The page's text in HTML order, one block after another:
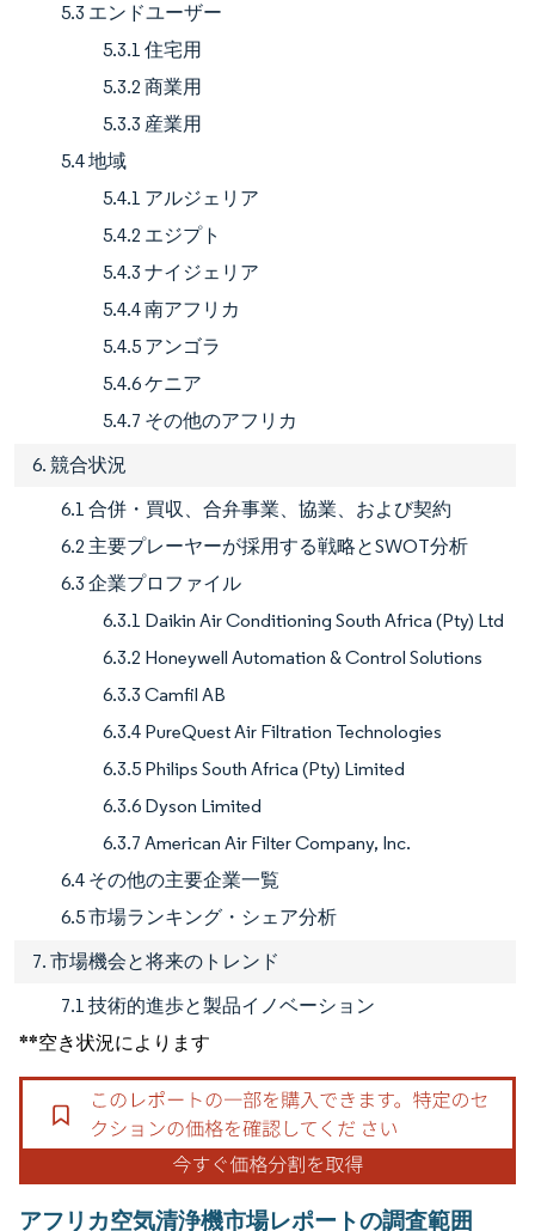
5.3 エンドユーザー
5.3.1 住宅用
5.3.2 商業用
5.3.3 産業用
5.4 地域
5.4.1 アルジェリア
5.4.2 エジプト
5.4.3 ナイジェリア
5.4.4 南アフリカ
5.4.5 アンゴラ
5.4.6 ケニア
5.4.7 その他のアフリカ
6. 競合状況
6.1 合併・買収、合弁事業、協業、および契約
6.2 主要プレーヤーが採用する戦略とSWOT分析
6.3 企業プロファイル
6.3.1 Daikin Air Conditioning South Africa (Pty) Ltd
6.3.2 Honeywell Automation & Control Solutions
6.3.3 Camfil AB
6.3.4 PureQuest Air Filtration Technologies
6.3.5 Philips South Africa (Pty) Limited
6.3.6 Dyson Limited
6.3.7 American Air Filter Company, Inc.
6.4 その他の主要企業一覧
6.5 市場ランキング・シェア分析
7. 市場機会と将来のトレンド
7.1 技術的進歩と製品イノベーション
**空き状況によります
アフリカ空気清浄機市場レポートの調査範囲